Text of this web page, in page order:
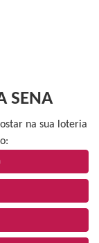
SENA
na sua loteria